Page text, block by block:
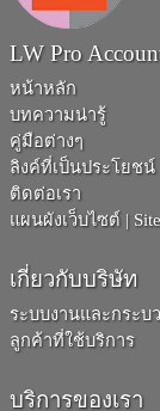
LW Pro
หน้าหลัก
บทความน่ารู้
คู่มือต่างๆ
ลิงค์ที่เป็นประโยชน์
ติดต่อเรา
แผนผังเว็บไซต์ |
เกี่ยวกับบริษัท
ระบบงานและกระบ
ลูกค้าที่ใช้บริการ
บริการของเรา